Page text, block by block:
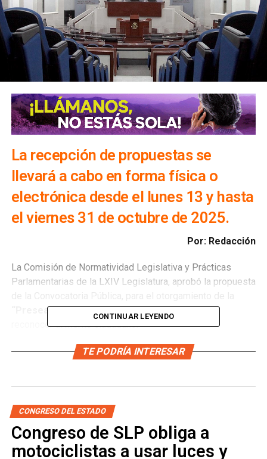
La recepción de propuestas se
llevará a cabo en forma física o
electrónica desde el lunes 13 y hasta
el viernes 31 de octubre de 2025.
Por: Redacción
La Comisión de Normatividad Legislativa y Prácticas
Parlamentarias de la LXIV Legislatura, aprobó la propuesta
“Presea al Mérito Plan de San Luis 2025”, para
reconocer al mérito ciudadano.
Felipe CastroBarrón, informó que se convoca a las y los
ciudadanos para que presenten propuestas de la persona
potosina (en vida o post-mortem), que a través de su obra
intelectual, política, y social, o por sus actos cívicos y
CONTINUAR LEYENDO
TE PODRÍA INTERESAR
CONGRESO DEL ESTADO
Congreso de SLP obliga a
motociclistas a usar luces y